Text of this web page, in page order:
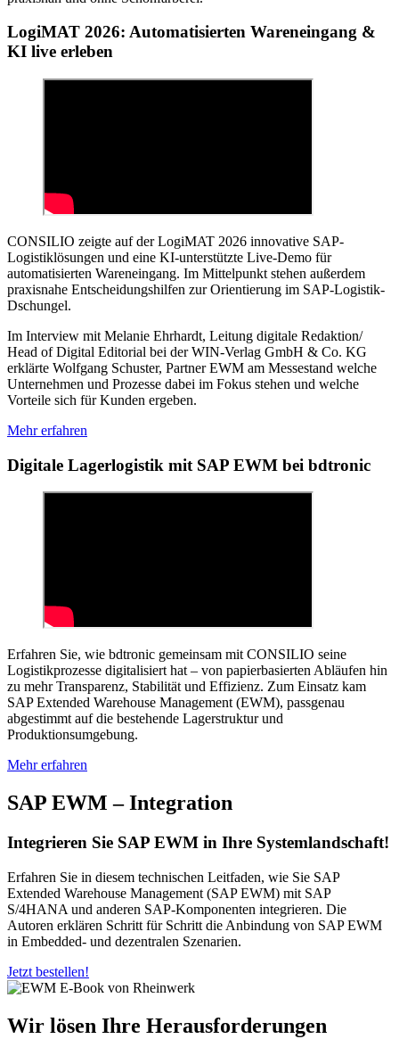
LogiMAT 2026: Automatisierten Wareneingang &
KI live erleben
CONSILIO zeigte auf der LogiMAT 2026 innovative SAP-
Logistiklösungen und eine KI-unterstützte Live-Demo für
automatisierten Wareneingang. Im Mittelpunkt stehen außerdem
praxisnahe Entscheidungshilfen zur Orientierung im SAP-Logistik-
Dschungel.
Im Interview mit Melanie Ehrhardt, Leitung digitale Redaktion/
Head of Digital Editorial bei der WIN-Verlag GmbH & Co. KG
erklärte Wolfgang Schuster, Partner EWM am Messestand welche
Unternehmen und Prozesse dabei im Fokus stehen und welche
Vorteile sich für Kunden ergeben.
Mehr erfahren
Digitale Lagerlogistik mit SAP EWM bei bdtronic
Erfahren Sie, wie bdtronic gemeinsam mit CONSILIO seine
Logistikprozesse digitalisiert hat – von papierbasierten Abläufen hin
zu mehr Transparenz, Stabilität und Effizienz. Zum Einsatz kam
SAP Extended Warehouse Management (EWM), passgenau
abgestimmt auf die bestehende Lagerstruktur und
Produktionsumgebung.
Mehr erfahren
SAP EWM – Integration
Integrieren Sie SAP EWM in Ihre Systemlandschaft!
Erfahren Sie in diesem technischen Leitfaden, wie Sie SAP
Extended Warehouse Management (SAP EWM) mit SAP
S/4HANA und anderen SAP-Komponenten integrieren. Die
Autoren erklären Schritt für Schritt die Anbindung von SAP EWM
in Embedded- und dezentralen Szenarien.
Jetzt bestellen!
Wir lösen Ihre Herausforderungen